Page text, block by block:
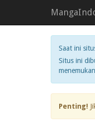
Saat ini
Situs ini
Penting!